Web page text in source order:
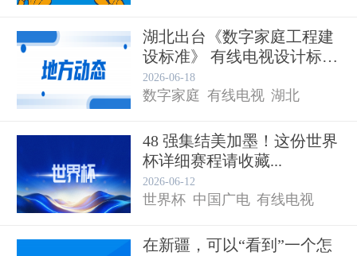
湖北出台《数字家庭工程建
设标准》 有线电视设计标准
列...
2026-06-18
数字家庭 有线电视 湖北
48 强集结美加墨！这份世界
杯详细赛程请收藏...
2026-06-12
世界杯 中国广电 有线电视
在新疆，可以“看到”一个怎